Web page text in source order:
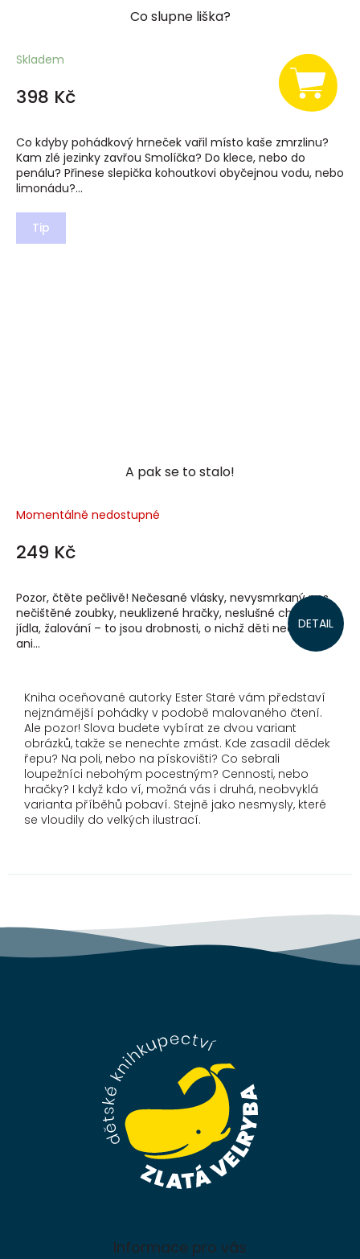
Co slupne liška?
Skladem
398 Kč
Co kdyby pohádkový hrneček vařil místo kaše zmrzlinu?
Kam zlé jezinky zavřou Smolíčka? Do klece, nebo do
penálu? Přinese slepička kohoutkovi obyčejnou vodu, nebo
limonádu?...
Tip
A pak se to stalo!
Momentálně nedostupné
249 Kč
DETAIL
Pozor, čtěte pečlivě! Nečesané vlásky, nevysmrkaný nos,
nečištěné zoubky, neuklizené hračky, neslušné chování u
jídla, žalování – to jsou drobnosti, o nichž děti nechtějí
ani...
Kniha oceňované autorky Ester Staré vám představí
nejznámější pohádky v podobě malovaného čtení.
Ale pozor! Slova budete vybírat ze dvou variant
obrázků, takže se nenechte zmást. Kde zasadil dědek
řepu? Na poli, nebo na pískovišti? Co sebrali
loupežníci nebohým pocestným? Cennosti, nebo
hračky? I když kdo ví, možná vás i druhá, neobvyklá
varianta příběhů pobaví. Stejně jako nesmysly, které
se vloudily do velkých ilustrací.
Informace pro vás